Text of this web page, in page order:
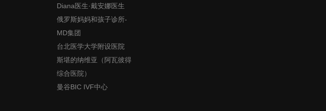
Diana医生·戴安娜医生
俄罗斯妈妈和孩子诊所-
MD集团
台北医学大学附设医院
斯堪的纳维亚（阿瓦彼得
综合医院）
曼谷BIC IVF中心